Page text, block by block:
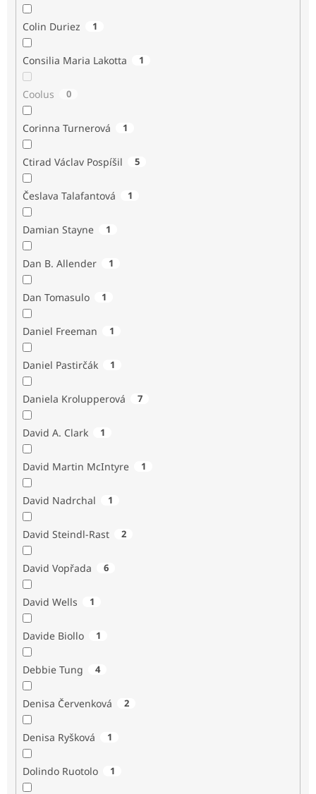
Colin Duriez 1
Consilia Maria Lakotta 1
Coolus 0
Corinna Turnerová 1
Ctirad Václav Pospíšil 5
Česlava Talafantová 1
Damian Stayne 1
Dan B. Allender 1
Dan Tomasulo 1
Daniel Freeman 1
Daniel Pastirčák 1
Daniela Krolupperová 7
David A. Clark 1
David Martin McIntyre 1
David Nadrchal 1
David Steindl-Rast 2
David Vopřada 6
David Wells 1
Davide Biollo 1
Debbie Tung 4
Denisa Červenková 2
Denisa Ryšková 1
Dolindo Ruotolo 1